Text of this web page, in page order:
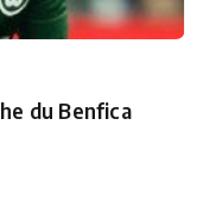
du Benfica